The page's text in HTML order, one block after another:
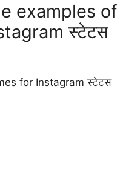
examples of
स्टेटस
for Instagram स्टेटस